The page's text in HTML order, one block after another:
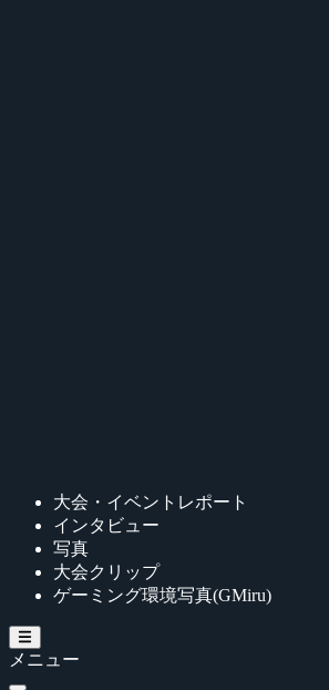
大会・イベントレポート
インタビュー
写真
大会クリップ
ゲーミング環境写真(GMiru)
メニュー